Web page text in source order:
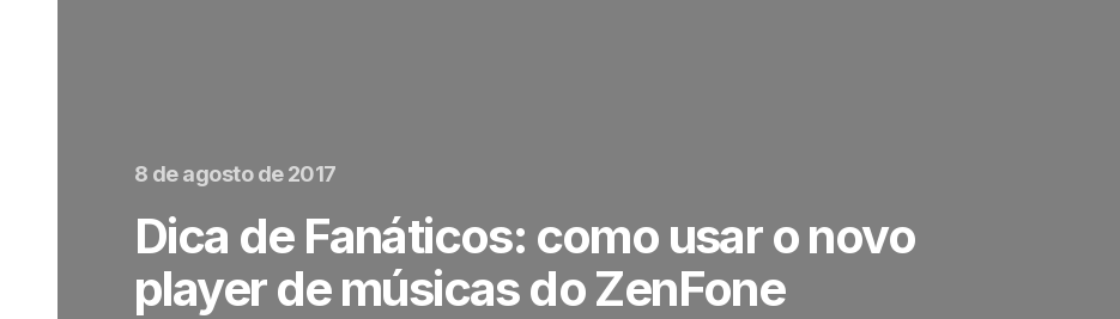
8 de agosto de 2017
Dica de Fanáticos: como usar o novo
player de músicas do ZenFone